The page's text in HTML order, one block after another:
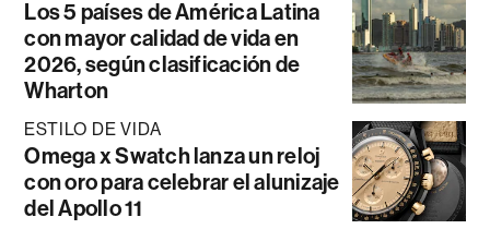
Los 5 países de América Latina
con mayor calidad de vida en
2026, según clasificación de
Wharton
ESTILO DE VIDA
Omega x Swatch lanza un reloj
con oro para celebrar el alunizaje
del Apollo 11